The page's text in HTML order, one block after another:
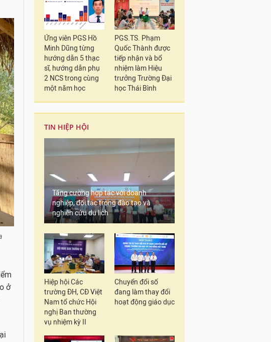
ở
Ứng viên PGS Hồ
Minh Dũng từng
hướng dẫn 5 thạc
sĩ, hướng dẫn phụ
2 NCS trong cùng
một năm học
PGS.TS. Phạm
Quốc Thành được
tiếp nhận và bổ
nhiệm làm Hiệu
trưởng Trường Đại
học Thái Bình
TIN HIỆP HỘI
Tăng cường hợp tác với doanh
nghiệp, đối tác trong đào tạo và
nghiên cứu du lịch
Hiệp hội Các
trường ĐH, CĐ Việt
Nam tổ chức Hội
nghị Ban thường
vụ nhiệm kỳ II
Chuyển đổi số
đang làm thay đổi
hoạt động giáo dục